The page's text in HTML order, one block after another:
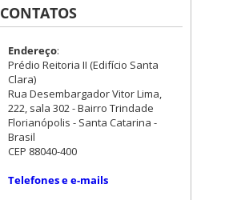
CONTATOS
Endereço:
Prédio Reitoria II (Edifício Santa
Clara)
Rua Desembargador Vitor Lima,
222, sala 302 - Bairro Trindade
Florianópolis - Santa Catarina -
Brasil
CEP 88040-400
Telefones e e-mails